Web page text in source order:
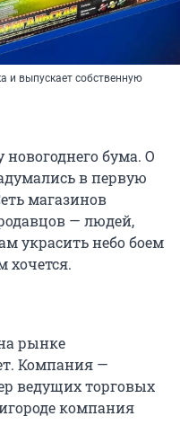
и выпускает собственную
бума. О
в первую
магазинов
— людей,
украсить небо боем
хочется.
рынке
Компания —
ведущих торговых
компания